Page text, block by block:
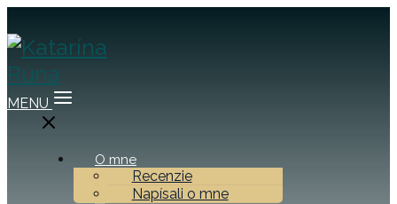
MENU
O mne
Recenzie
Napísali o mne